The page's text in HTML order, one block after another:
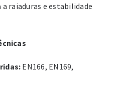
raiaduras e estabilidade
EN166, EN169,